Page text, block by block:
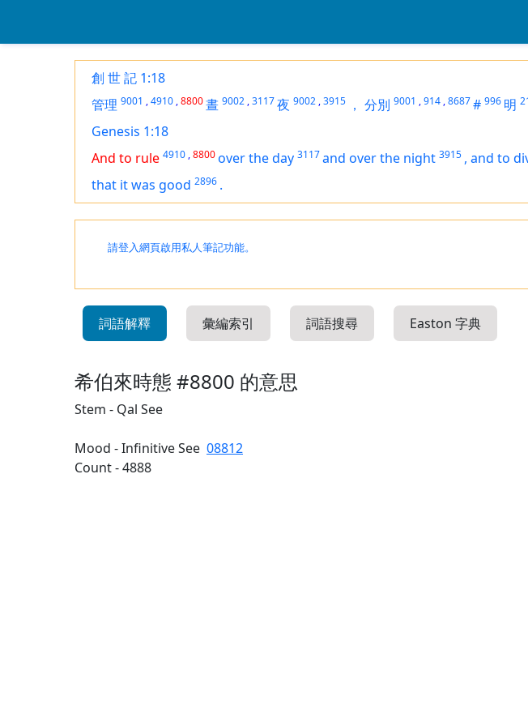
創 世 記 1:18
管理 9001 ,4910 ,8800晝 9002 ,3117夜 9002 ,3915 ， 分別 9001 ,914 ,8687# 996 明
Genesis 1:18
And to rule 4910 ,8800over the day 3117and over the night 3915 , and to
that it was good 2896 .
請登入網頁啟用私人筆記功能。
詞語解釋 彙編索引 詞語搜尋 Easton 字典
希伯來時態 #8800 的意思
Stem - Qal See
Mood - Infinitive See 08812
Count - 4888